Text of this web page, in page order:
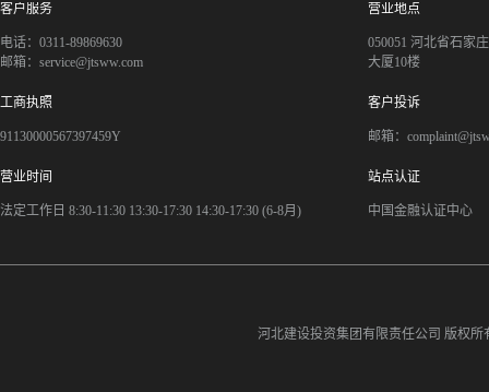
客户服务
电话：0311-89869630
邮箱：service@jtsww.com
营业地点
050051 河北省石家
大厦10楼
工商执照
91130000567397459Y
客户投诉
邮箱：
营业时间
法定工作日 8:30-11:30 13:30-17:30 14:30-17:30 (6-8月)
站点认证
中国金融认证中心
河北建设投资集团有限责任公司 版权所